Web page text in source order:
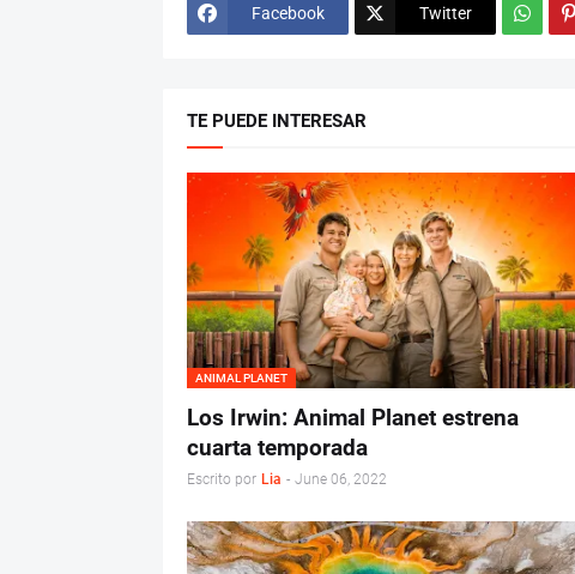
Facebook Twitter
TE PUEDE INTERESAR
ANIMAL PLANET
Los Irwin: Animal Planet estrena
cuarta temporada
Escrito por Lia - June 06, 2022